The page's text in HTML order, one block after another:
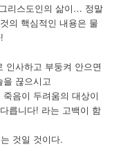
리스도인의 삶이… 정말
의 핵심적인 내용은 물
사하고 부둥켜 안으면
끊으시고
음이 두려움의 대상이
릅니다! 라는 고백이 함
것일 것이다.